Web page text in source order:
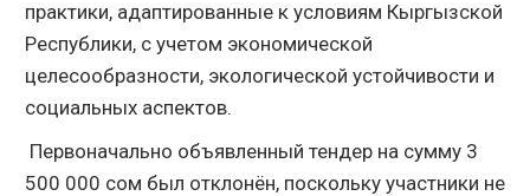
практики, адаптированные к условиям Кыргызской
Республики, с учетом экономической
целесообразности, экологической устойчивости и
социальных аспектов.
Первоначально объявленный тендер на сумму 3
500 000 сом был отклонён, поскольку участники не